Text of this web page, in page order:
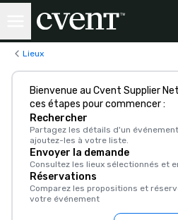
Lieux
Bienvenue au Cvent Supplier
ces étapes pour commencer :
Rechercher
Partagez les détails d'un
ajoutez-les à votre liste.
Envoyer la demande
Consultez les lieux sélectionnés et
Réservations
Comparez les propositions et
votre événement